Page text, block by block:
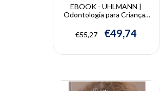
EBOOK - UHLMANN |
Odontologia para Crianças
Diária | Ulrike Uhlmann
€55,27 €49,74